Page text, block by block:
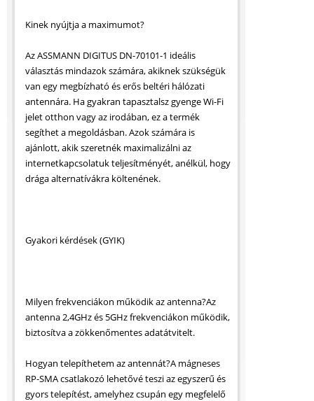
Kinek nyújtja a maximumot?
Az ASSMANN DIGITUS DN-70101-1 ideális
választás mindazok számára, akiknek szükségük
van egy megbízható és erős beltéri hálózati
antennára. Ha gyakran tapasztalsz gyenge Wi-Fi
jelet otthon vagy az irodában, ez a termék
segíthet a megoldásban. Azok számára is
ajánlott, akik szeretnék maximalizálni az
internetkapcsolatuk teljesítményét, anélkül, hogy
drága alternatívákra költenének.
Gyakori kérdések (GYIK)
Milyen frekvenciákon működik az antenna?Az
antenna 2,4GHz és 5GHz frekvenciákon működik,
biztosítva a zökkenőmentes adatátvitelt.
Hogyan telepíthetem az antennát?A mágneses
RP-SMA csatlakozó lehetővé teszi az egyszerű és
gyors telepítést, amelyhez csupán egy megfelelő